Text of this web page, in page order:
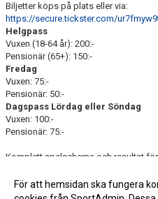
Biljetter köps på plats eller via:
https://secure.tickster.com/
Helgpass
Vuxen (18-64 år): 200:-
Pensionär (65+): 150:-
Fredag
Vuxen: 75:-
Pensionär: 50:-
Dagspass Lördag eller Söndag
Vuxen: 100:-
Pensionär: 75:-
Komplett spelschema och resultat
För att hemsidan ska fungera